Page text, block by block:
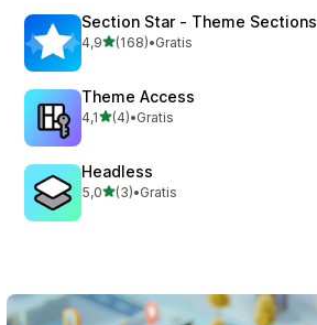
Section Star ‑ Theme Sections
4,9ud af 5 stjerner
(168)
168 anmeldelser i alt
•Gratis
Theme Access
4,1ud af 5 stjerner
(4)
4 anmeldelser i alt
•Gratis
Headless
5,0ud af 5 stjerner
(3)
3 anmeldelser i alt
•Gratis